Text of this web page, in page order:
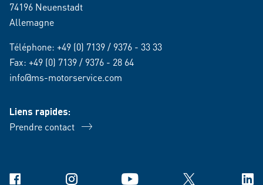
74196 Neuenstadt
Allemagne
Téléphone: +49 (0) 7139 / 9376 - 33 33
Fax: +49 (0) 7139 / 9376 - 28 64
info@ms-motorservice.com
Liens rapides:
Prendre contact
Facebook Instagram YouTube X